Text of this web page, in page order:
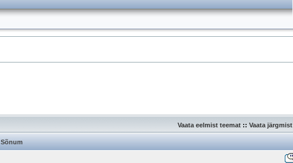
Vaata eelmist teemat :: Vaata
Sõnum